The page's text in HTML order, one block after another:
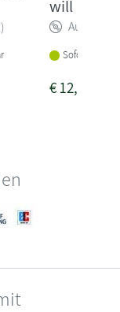
will
Audio
Sofort
€12,00